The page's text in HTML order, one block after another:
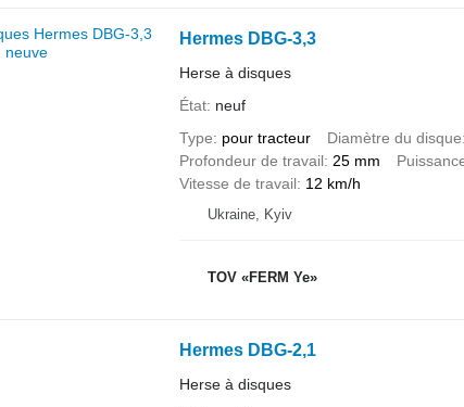
Hermes DBG-3,3
Herse à disques
État neuf
Type
pour tracteur Diamètre du disque
Profondeur de travail 25 mm
Vitesse de travail 12 km/h
Ukraine, Kyiv
TOV «FERM Ye»
Hermes DBG-2,1
Herse à disques